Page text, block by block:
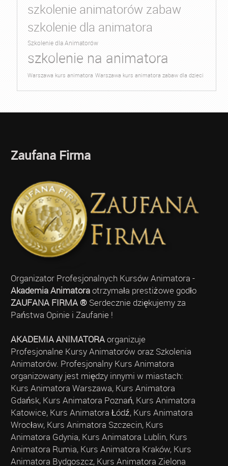
szkolenie animatorów zabaw
szkolenie dla animatora
Szkolenie dla Animatorów
szkolenie na animatora
Warszawa kurs animatora Warszawa kurs animatora zabaw dla dzieci
Zaufana Firma
Organizator Profesjonalnych Kursów Animatora -
Akademia Animatoraotrzymała prestiżowe godło
ZAUFANA FIRMA ®Serdecznie dziękujemy za
Państwa Opinie i Zaufanie !
AKADEMIA ANIMATORAorganizuje
Profesjonalne Kursy Animatorów oraz Szkolenia
Animatorów. Profesjonalny Kurs Animatora
organizowany jest między innymi w miastach:
Kurs Animatora Warszawa, Kurs Animatora
Gdańsk, Kurs Animatora Poznań, Kurs Animatora
Katowice, Kurs Animatora Łódź, Kurs Animatora
Wrocław, Kurs Animatora Szczecin, Kurs
Animatora Gdynia, Kurs Animatora Lublin, Kurs
Animatora Rumia, Kurs Animatora Kraków, Kurs
Animatora Bydgoszcz, Kurs Animatora Zielona